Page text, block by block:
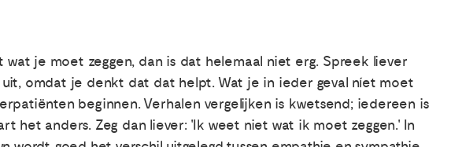
wat je moet zeggen, dan is dat helemaal niet erg. Spreek liever
omdat je denkt dat dat helpt. Wat je in ieder geval níet moet
beginnen. Verhalen vergelijken is kwetsend; iedereen is
het anders. Zeg dan liever: 'Ik weet niet wat ik moet zeggen.' In